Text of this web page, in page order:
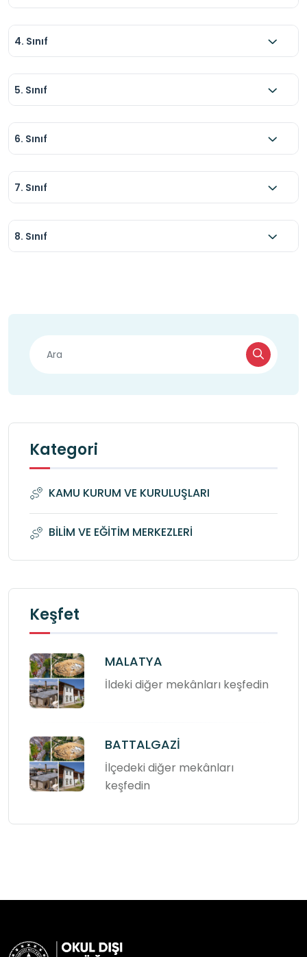
4. Sınıf
5. Sınıf
6. Sınıf
7. Sınıf
8. Sınıf
Kategori
KAMU KURUM VE KURULUŞLARI
BİLİM VE EĞİTİM MERKEZLERİ
Keşfet
MALATYA
İldeki diğer mekânları keşfedin
BATTALGAZİ
İlçedeki diğer mekânları
keşfedin